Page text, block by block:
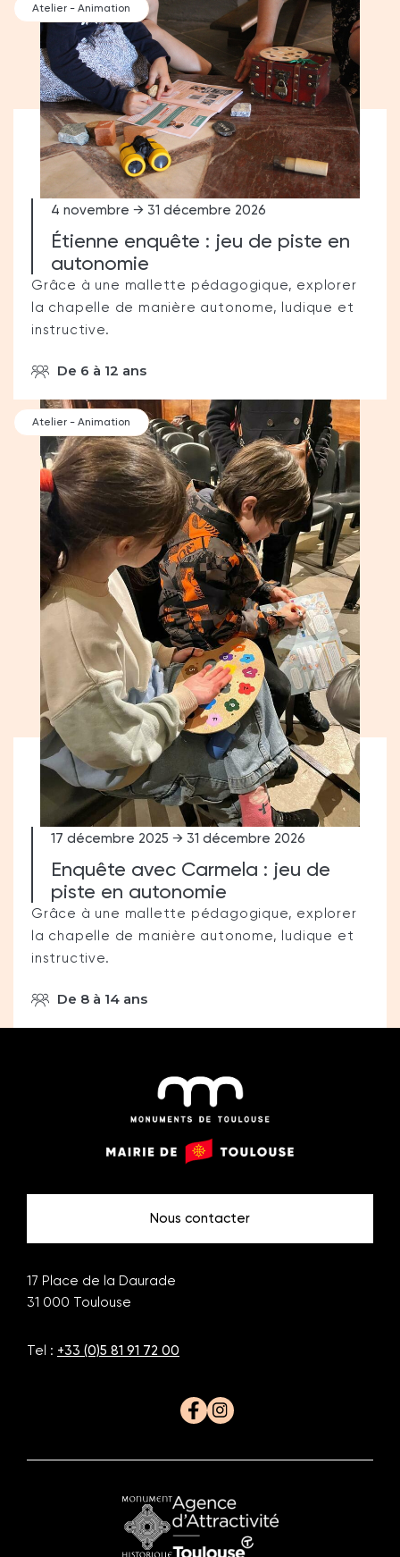
Étienne enquête : jeu de piste en
autonomie
4 novembre → 31 décembre 2026
Grâce à une mallette pédagogique, explorer
la chapelle de manière autonome, ludique et
instructive.
De 6 à 12 ans
Atelier - Animation
Enquête avec Carmela : jeu de
piste en autonomie
17 décembre 2025 → 31 décembre 2026
Grâce à une mallette pédagogique, explorer
la chapelle de manière autonome, ludique et
instructive.
De 8 à 14 ans
Atelier - Animation
Monuments Mairie
Nous contacter
17 Place de la Daurade
31 000 Toulouse
Tel : +33 (0)5 81 91 72 00
FacebookInstagram